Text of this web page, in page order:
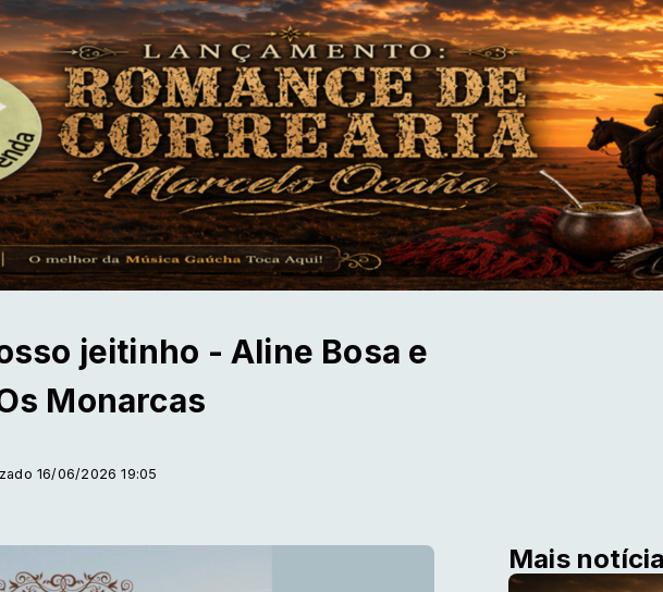
jeitinho - Aline Bosa e
Monarcas
16/06/2026 19:05
Mais